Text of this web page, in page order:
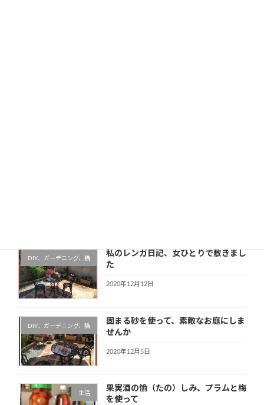
DIY、ガーデニング、猫
私のレンガ日記、女ひとりで敷きまし
た
2020年12月12日
DIY、ガーデニング、猫
固まる砂を使って、素敵なお庭にしま
せんか
2020年12月5日
生活
果実酒の愉（たの）しみ、プラムと梅
を使って